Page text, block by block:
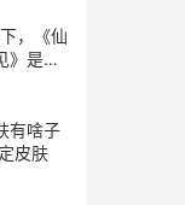
，《仙
》是如
有啥子
皮肤